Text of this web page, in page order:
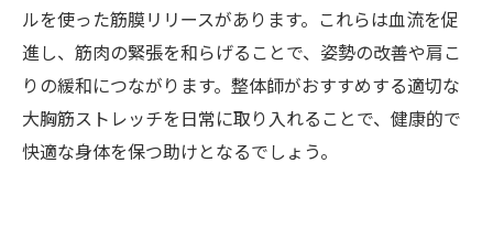
ルを使った筋膜リリースがあります。これらは血流を促
進し、筋肉の緊張を和らげることで、姿勢の改善や肩こ
りの緩和につながります。整体師がおすすめする適切な
大胸筋ストレッチを日常に取り入れることで、健康的で
快適な身体を保つ助けとなるでしょう。